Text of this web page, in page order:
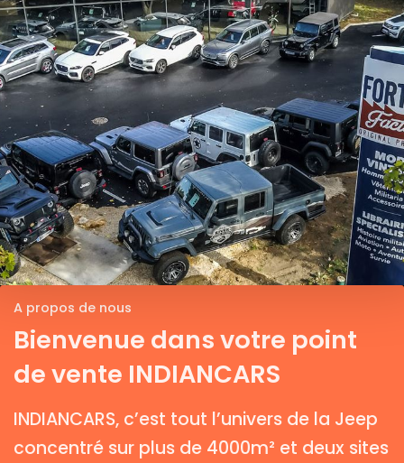
A propos de nous
Bienvenue dans votre point
de vente INDIANCARS
INDIANCARS, c’est tout l’univers de la Jeep
concentré sur plus de 4000m² et deux sites